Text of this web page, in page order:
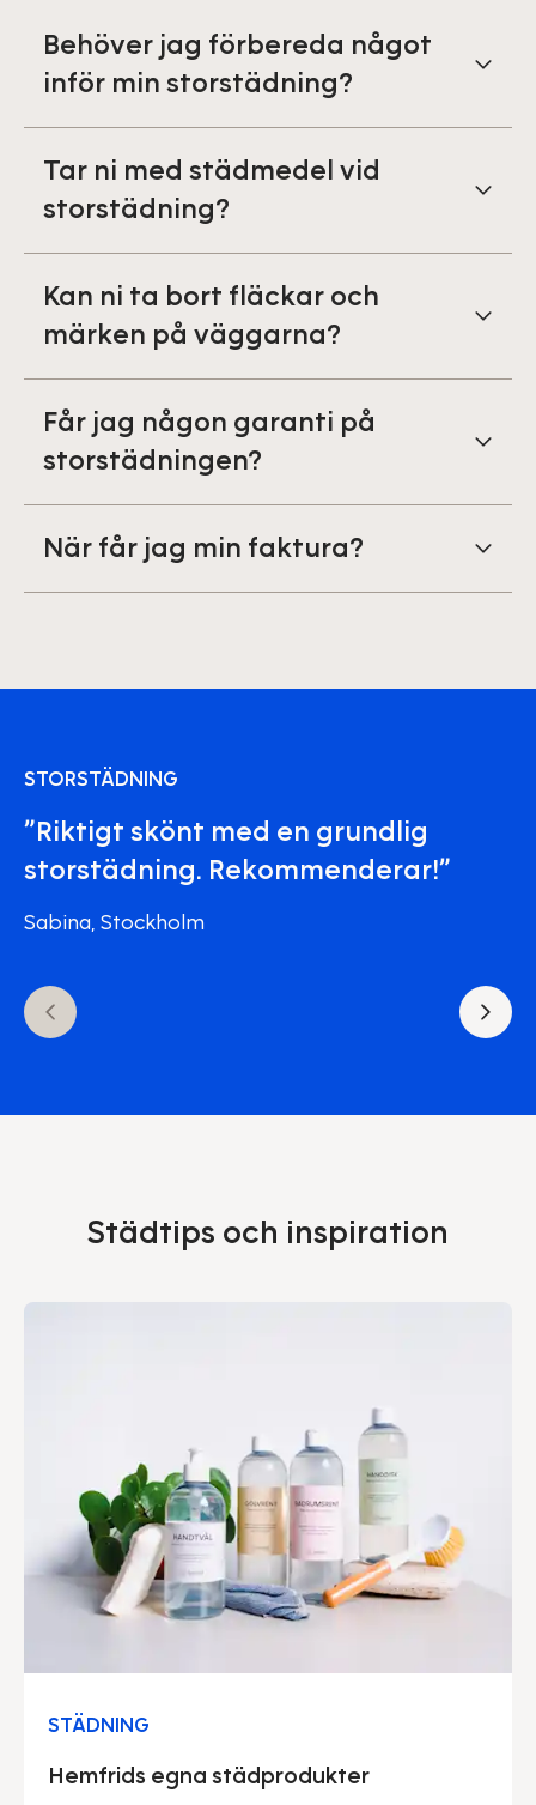
Behöver jag förbereda något
inför min storstädning?
Tar ni med städmedel vid
storstädning?
Kan ni ta bort fläckar och
märken på väggarna?
Får jag någon garanti på
storstädningen?
När får jag min faktura?
STORSTÄDNING
”Riktigt skönt med en grundlig
storstädning. Rekommenderar!”
Sabina, Stockholm
Städtips och inspiration
STÄDNING
Hemfrids egna städprodukter